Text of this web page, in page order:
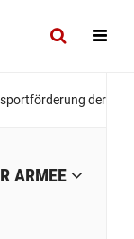
der
ARMEE